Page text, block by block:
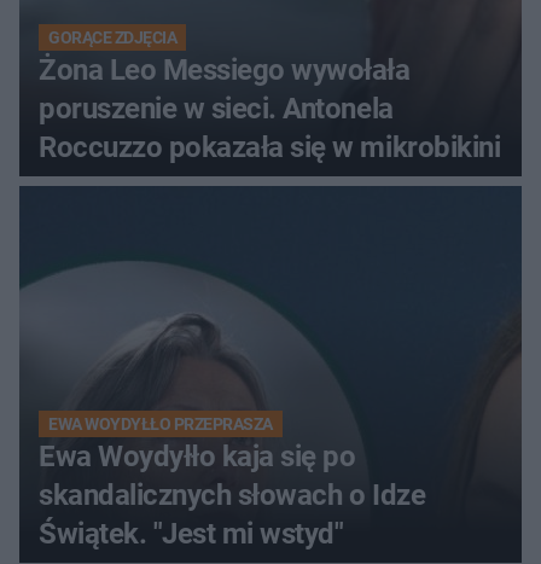
GORĄCE ZDJĘCIA
Żona Leo Messiego wywołała
poruszenie w sieci. Antonela
Roccuzzo pokazała się w mikrobikini
EWA WOYDYŁŁO PRZEPRASZA
Ewa Woydyłło kaja się po
skandalicznych słowach o Idze
Świątek. "Jest mi wstyd"